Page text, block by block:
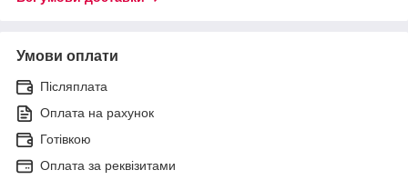
Умови оплати
Післяплата
Оплата на рахунок
Готівкою
Оплата за реквізитами